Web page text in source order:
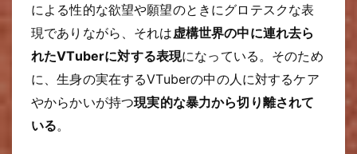
による性的な欲望や願望のときにグロテスクな表
現でありながら、それは虚構世界の中に連れ去ら
れたVTuberに対する表現になっている。そのため
に、生身の実在するVTuberの中の人に対するケア
やからかいが持つ現実的な暴力から切り離されて
いる。